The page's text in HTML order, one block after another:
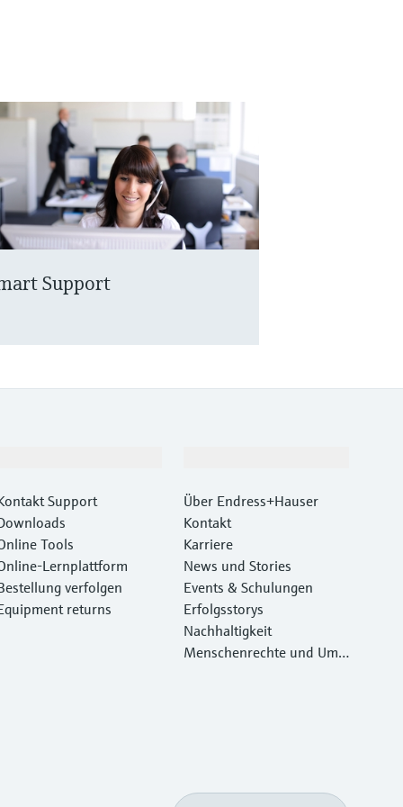
Support
Support
Tools
Lernplattform
verfolgen
returns
Über Endress+Hauser
Kontakt
Karriere
News und Stories
Events & Schulungen
Erfolgsstorys
Nachhaltigkeit
Menschenrechte und Umw